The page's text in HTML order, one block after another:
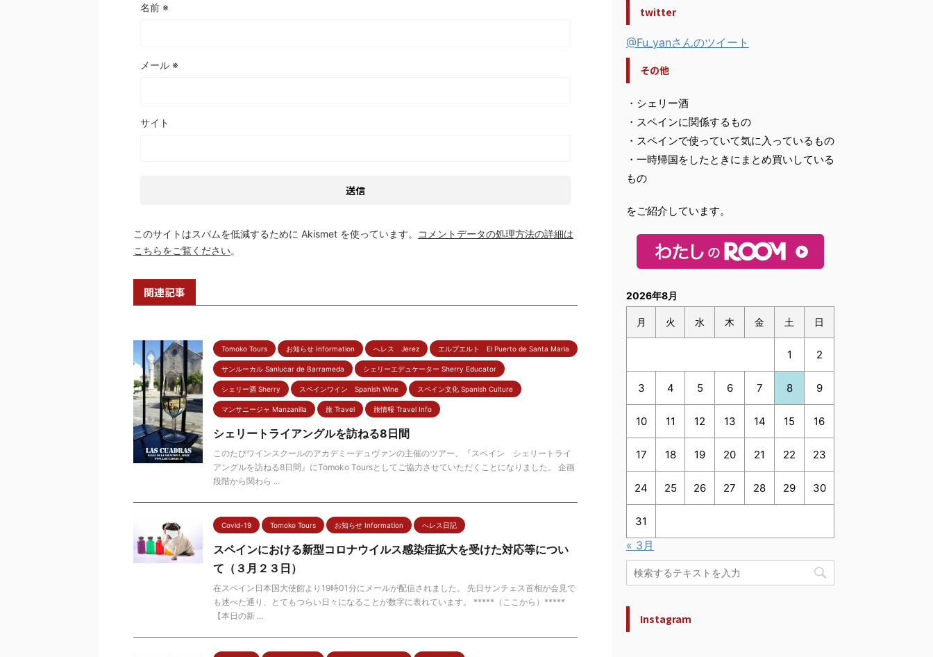
名前 ※
メール ※
サイト
このサイトはスパムを低減するために Akismet を使っています。
コメントデータの処理方法の詳細は
こちらをご覧ください。
関連記事
Tomoko Tours お知らせ Information へレス Jerez エルプエルト El Puerto de Santa Maria
サンルーカル Sanlucar de Barrameda シェリーエデュケーター Sherry Educator
シェリー酒 Sherry スペインワイン Spanish Wine スペイン文化 Spanish Culture
マンサニージャ Manzanilla 旅 Travel 旅情報 Travel Info
シェリートライアングルを訪ねる8日間
このたびワインスクールのアカデミーデュヴァンの主催のツアー、『スペイン シェリートライ
アングルを訪ねる8日間』にTomoko Toursとしてご協力させていただくことになりました。 企画
段階から関わら ...
Covid-19 Tomoko Tours お知らせ Information へレス日記
スペインにおける新型コロナウイルス感染症拡大を受けた対応等につい
て（３月２３日）
在スペイン日本国大使館より19時01分にメールが配信されました。 先日サンチェス首相が会見で
も述べた通り、とてもつらい日々になることが数字に表れています。 *****（ここから）*****
【本日の新 ...
twitter
@Fu_yanさんのツイート
その他
・シェリー酒
・スペインに関係するもの
・スペインで使っていて気に入っているもの
・一時帰国をしたときにまとめ買いしている
もの
をご紹介しています。
2026年8月
月 火 水 木 金 土 日
1 2
3 4 5 6 7 8 9
10 11 12 13 14 15 16
17 18 19 20 21 22 23
24 25 26 27 28 29 30
31
« 3月
Instagram